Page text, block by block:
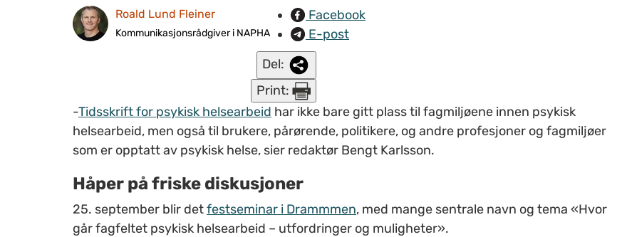
Roald Lund Fleiner
Kommunikasjonsrådgiver i NAPHA
Facebook
E-post
Del:
Print:
-Tidsskrift for psykisk helsearbeid har ikke bare gitt plass til fagmiljøene innen psykisk
helsearbeid, men også til brukere, pårørende, politikere, og andre profesjoner og fagmiljøer
som er opptatt av psykisk helse, sier redaktør Bengt Karlsson.
Håper på friske diskusjoner
25. september blir detfestseminar i Drammmen, med mange sentrale navn og tema «Hvor
går fagfeltet psykisk helsearbeid – utfordringer og muligheter».